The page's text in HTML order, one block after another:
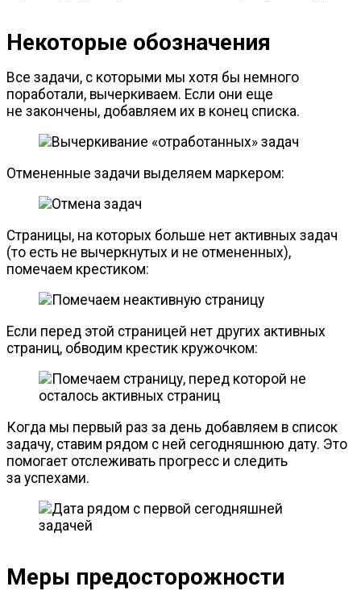
Некоторые обозначения
Все задачи, с которыми мы хотя бы немного
поработали, вычеркиваем. Если они еще
не закончены, добавляем их в конец списка.
Отмененные задачи выделяем маркером:
Страницы, на которых больше нет активных задач
(то есть не вычеркнутых и не отмененных),
помечаем крестиком:
Если перед этой страницей нет других активных
страниц, обводим крестик кружочком:
Когда мы первый раз за день добавляем в список
задачу, ставим рядом с ней сегодняшнюю дату. Это
помогает отслеживать прогресс и следить
за успехами.
Меры предосторожности